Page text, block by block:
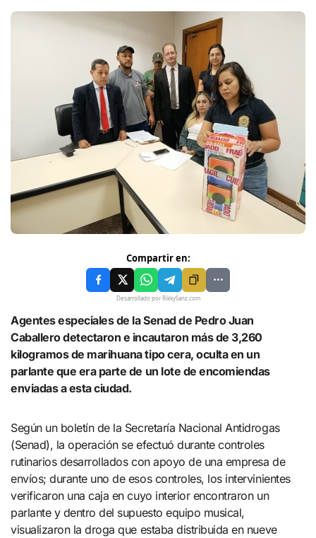
Compartir en:
Desarrollado por RikkySanz.com
Agentes especiales de la Senad de Pedro Juan
Caballero detectaron e incautaron más de 3,260
kilogramos de marihuana tipo cera, oculta en un
parlante que era parte de un lote de encomiendas
enviadas a esta ciudad.
Según un boletín de la Secretaría Nacional Antidrogas
(Senad), la operación se efectuó durante controles
rutinarios desarrollados con apoyo de una empresa de
envíos; durante uno de esos controles, los intervinientes
verificaron una caja en cuyo interior encontraron un
parlante y dentro del supuesto equipo musical,
visualizaron la droga que estaba distribuida en nueve